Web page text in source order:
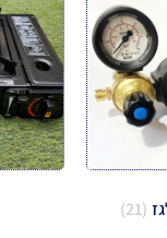
(21)